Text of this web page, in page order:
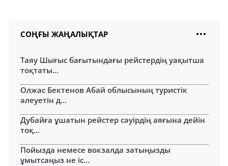
СОҢҒЫ ЖАҢАЛЫҚТАР
Таяу Шығыс бағытындағы рейстердің уақытша
тоқтаты...
Олжас Бектенов Абай облысының туристік
әлеуетін д...
Дубайға ұшатын рейстер сәуірдің аяғына дейін
тоқ...
Пойызда немесе вокзалда затыңызды
ұмытсаңыз не іс...